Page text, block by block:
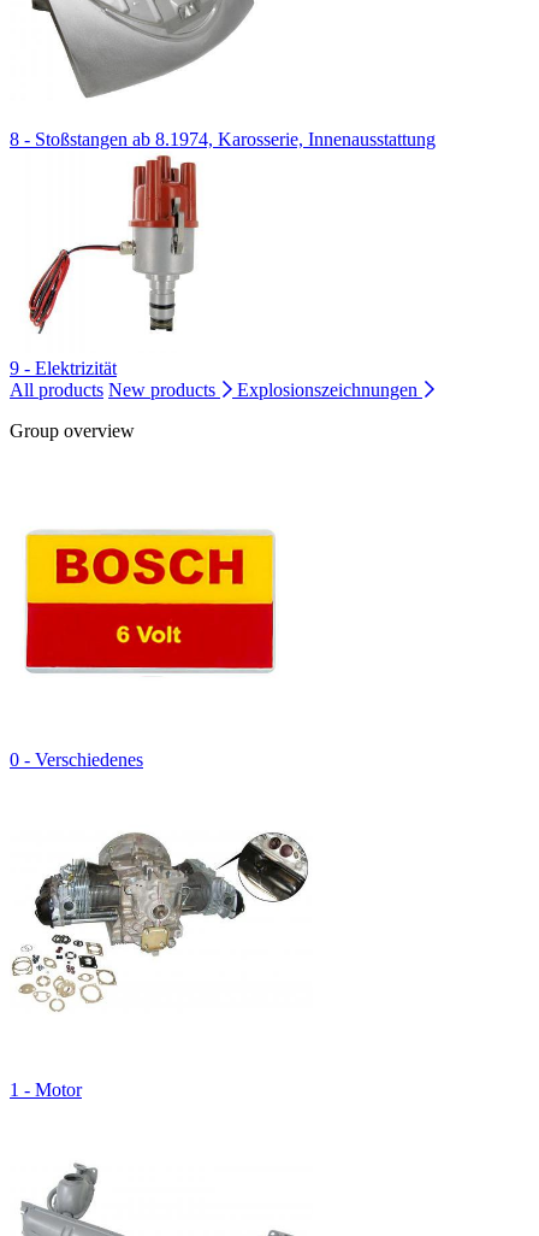
8 - Stoßstangen ab 8.1974, Karosserie, Innenausstattung
9 - Elektrizität
All products New products
Explosionszeichnungen
Group overview
0 - Verschiedenes
1 - Motor